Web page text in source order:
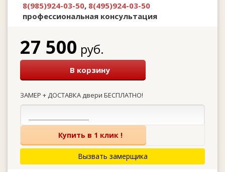
8(985)924-03-50, 8(495)924-03-50
профессиональная консультация
27 500 руб.
В корзину
ЗАМЕР + ДОСТАВКА двери БЕСПЛАТНО!
Купить в 1 клик !
Вызвать замерщика